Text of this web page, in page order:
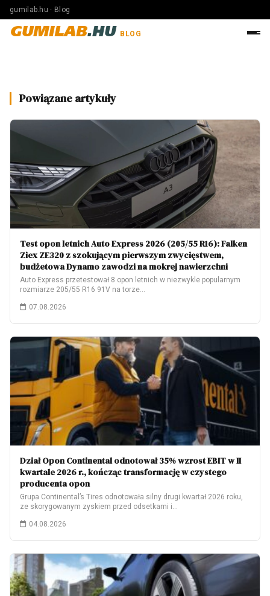
gumilab.hu · Blog
GUMILAB.HU BLOG
Powiązane artykuły
Test opon letnich Auto Express 2026 (205/55 R16): Falken
Ziex ZE320 z szokującym pierwszym zwycięstwem,
budżetowa Dynamo zawodzi na mokrej nawierzchni
Auto Express przetestował 8 opon letnich w niezwykle popularnym
rozmiarze 205/55 R16 91V na torze…
07.08.2026
Dział Opon Continental odnotował 35% wzrost EBIT w II
kwartale 2026 r., kończąc transformację w czystego
producenta opon
Grupa Continental’s Tires odnotowała silny drugi kwartał 2026 roku,
ze skorygowanym zyskiem przed odsetkami i…
04.08.2026